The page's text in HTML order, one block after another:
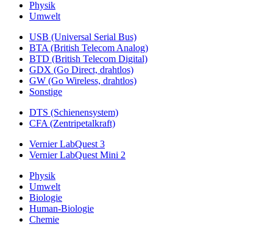
Physik
Umwelt
USB (Universal Serial Bus)
BTA (British Telecom Analog)
BTD (British Telecom Digital)
GDX (Go Direct, drahtlos)
GW (Go Wireless, drahtlos)
Sonstige
DTS (Schienensystem)
CFA (Zentripetalkraft)
Vernier LabQuest 3
Vernier LabQuest Mini 2
Physik
Umwelt
Biologie
Human-Biologie
Chemie